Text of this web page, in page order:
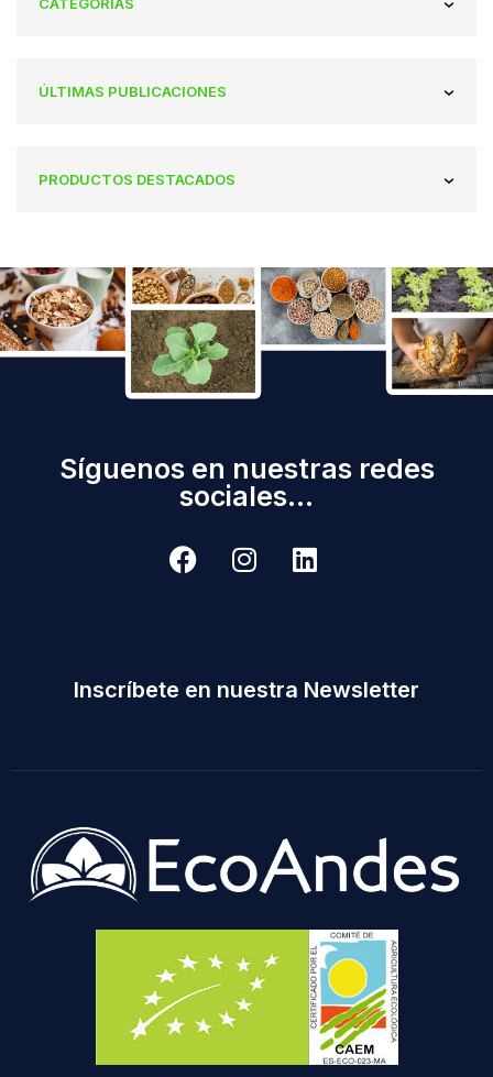
ÚLTIMAS PUBLICACIONES
PRODUCTOS DESTACADOS
Síguenos en nuestras redes
sociales...
Inscríbete en nuestra Newsletter